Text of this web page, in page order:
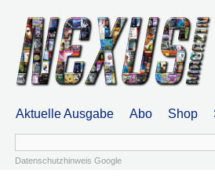
Aktuelle Ausgabe Abo Shop
Datenschutzhinweis Google